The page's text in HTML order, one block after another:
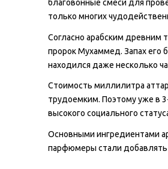
благовонные смеси для
только многих
Согласно арабским древним
пророк Мухаммед. Запах его
находился даже несколько
Стоимость миллилитра
трудоемким. Поэтому уже в
высокого социального
Основными ингредиентами
парфюмеры стали добавлять